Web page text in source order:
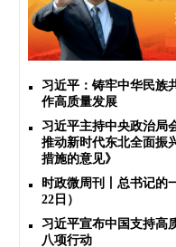
习近平：铸牢中华民族
作高质量发展
习近平主持中央政治局
推动新时代东北全面振
措施的意见》
时政微周刊丨总书记的
22日）
习近平宣布中国支持高
八项行动